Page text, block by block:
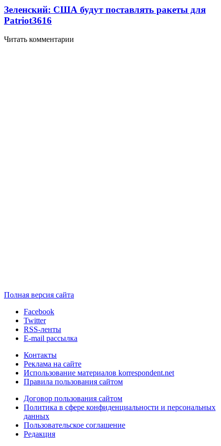
Зеленский: США будут поставлять ракеты для
Patriot3616
Читать комментарии
Полная версия сайта
Facebook
Twitter
RSS-ленты
E-mail рассылка
Контакты
Реклама на сайте
Использование материалов korrespondent.net
Правила пользования сайтом
Договор пользования сайтом
Политика в сфере конфиденциальности и персональных
данных
Пользовательское соглашение
Редакция